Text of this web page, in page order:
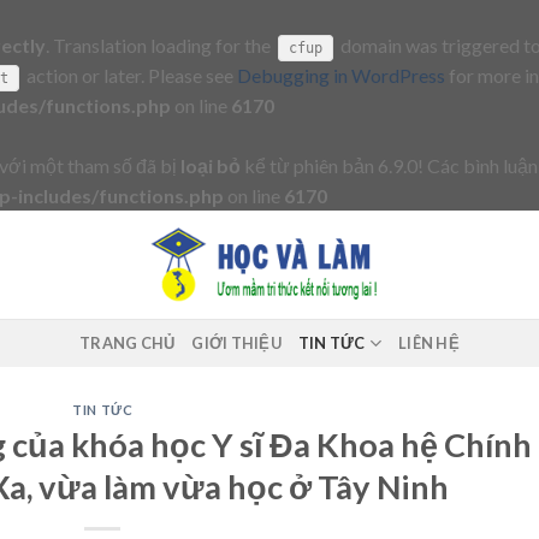
. Translation loading for the cfup
domain was triggered
action or later. Please see Debugging in WordPress for more
functions.php on line 6170
một tham số đã bị loại bỏ kể từ phiên bản 6.9.0! Các bình
includes/functions.php on line 6170
TRANG CHỦ GIỚI THIỆU TIN TỨC LIÊN HỆ
TIN TỨC
khóa học Y sĩ Đa Khoa hệ Chính
vừa làm vừa học ở Tây Ninh